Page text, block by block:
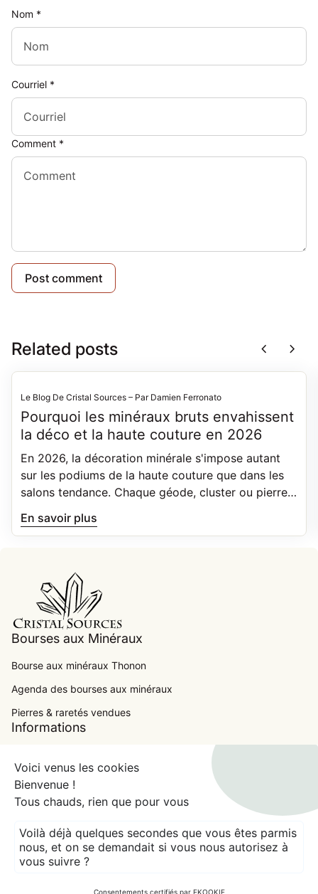
Nom *
Courriel *
Comment *
Related posts chevron_left chevron_right
Le Blog De Cristal Sources – Par Damien Ferronato
Pourquoi les minéraux bruts envahissent
la déco et la haute couture en 2026
En 2026, la décoration minérale s'impose autant
sur les podiums de la haute couture que dans les
salons tendance. Chaque géode, cluster ou pierre
géologiques précis. Découvrez pourquoi le brut
En savoir plus
Bourses aux Minéraux
Bourse aux minéraux Thonon
Agenda des bourses aux minéraux
Pierres & raretés vendues
Informations
Conditions Générales de Ventes
Mentions Légales
France (EUR €)expand_more
© 2026CRISTAL SOURCES
Modes de paiement
Voici venus les cookies
Bienvenue !
Tous chauds, rien que pour vous
Voilà déjà quelques secondes que vous êtes parmis
nous, et on se demandait si vous nous autorisez à
vous suivre ?
Consentements certifiés par EKOOKIE